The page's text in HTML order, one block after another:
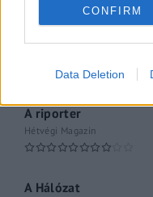
CONFIRM
Data Deletion
Közéleti esti műsor
Kulturális magazin
A riporter
Hétvégi Magazin
A Hálózat